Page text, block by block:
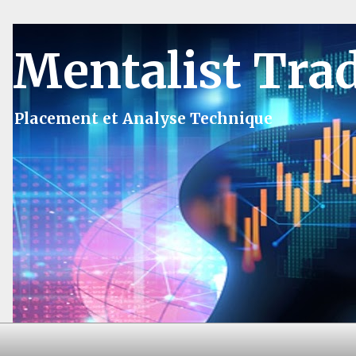
Mentalist
Placement et Analyse Technique